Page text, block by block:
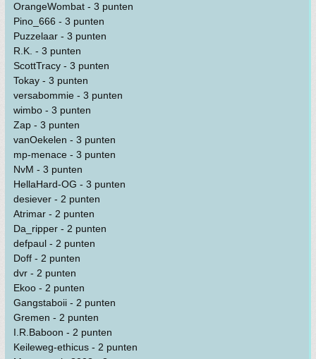
OrangeWombat - 3 punten
Pino_666 - 3 punten
Puzzelaar - 3 punten
R.K. - 3 punten
ScottTracy - 3 punten
Tokay - 3 punten
versabommie - 3 punten
wimbo - 3 punten
Zap - 3 punten
vanOekelen - 3 punten
mp-menace - 3 punten
NvM - 3 punten
HellaHard-OG - 3 punten
desiever - 2 punten
Atrimar - 2 punten
Da_ripper - 2 punten
defpaul - 2 punten
Doff - 2 punten
dvr - 2 punten
Ekoo - 2 punten
Gangstaboii - 2 punten
Gremen - 2 punten
I.R.Baboon - 2 punten
Keileweg-ethicus - 2 punten